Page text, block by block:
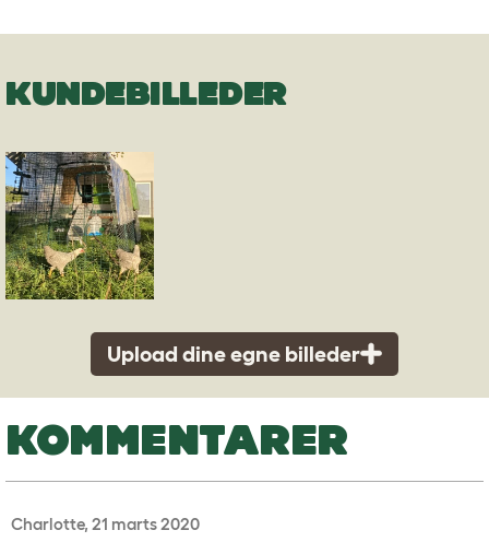
KUNDEBILLEDER
Upload dine egne billeder
KOMMENTARER
Charlotte, 21 marts 2020